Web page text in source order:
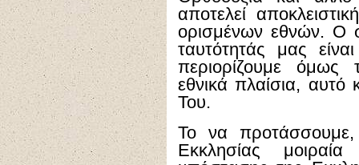
αποτελεί
ορισμένων εθνών. Ο
ταυτότητάς μας
περιορίζουμε όμως
εθνικά πλαίσια, αυτό
Του.
Το να προτάσσουμε,
Εκκλησίας